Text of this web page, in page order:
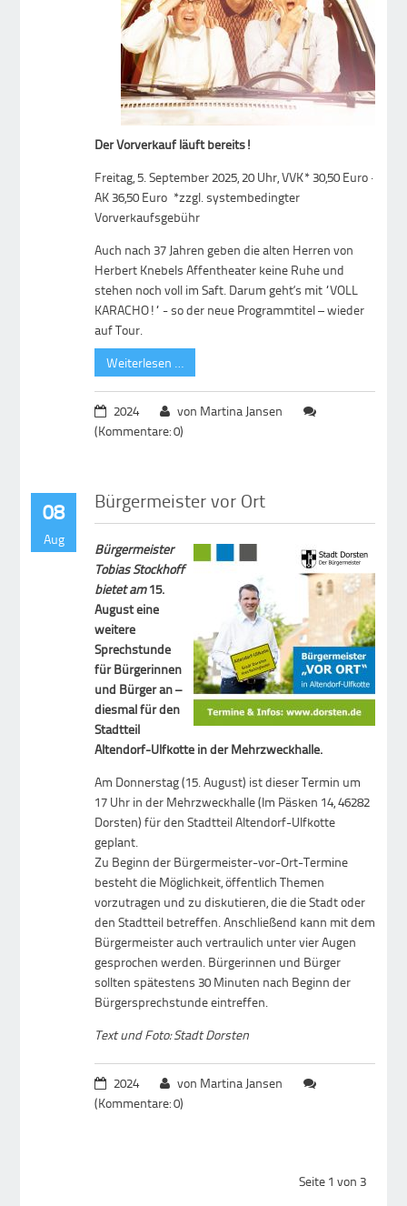
Der Vorverkauf läuft bereits!
Freitag, 5. September 2025, 20 Uhr, VVK* 30,50 Euro ·
AK 36,50 Euro *zzgl. systembedingter
Vorverkaufsgebühr
Auch nach 37 Jahren geben die alten Herren von
Herbert Knebels Affentheater keine Ruhe und
stehen noch voll im Saft. Darum geht‘s mit “VOLL
KARACHO!“ - so der neue Programmtitel – wieder
auf Tour.
Weiterlesen …
2024
von Martina Jansen
(Kommentare: 0)
08
Aug
Bürgermeister vor Ort
Bürgermeister
Tobias Stockhoff
bietet am15.
August eine
weitere
Sprechstunde
für Bürgerinnen
und Bürger an –
diesmal für den
Stadtteil
Altendorf-Ulfkotte in der Mehrzweckhalle.
Am Donnerstag (15. August) ist dieser Termin um
17 Uhr in der Mehrzweckhalle (Im Päsken 14, 46282
Dorsten) für den Stadtteil Altendorf-Ulfkotte
geplant.
Zu Beginn der Bürgermeister-vor-Ort-Termine
besteht die Möglichkeit, öffentlich Themen
vorzutragen und zu diskutieren, die die Stadt oder
den Stadtteil betreffen. Anschließend kann mit dem
Bürgermeister auch vertraulich unter vier Augen
gesprochen werden. Bürgerinnen und Bürger
sollten spätestens 30 Minuten nach Beginn der
Bürgersprechstunde eintreffen.
Text und Foto: Stadt Dorsten
2024
von Martina Jansen
(Kommentare: 0)
Seite 1 von 3